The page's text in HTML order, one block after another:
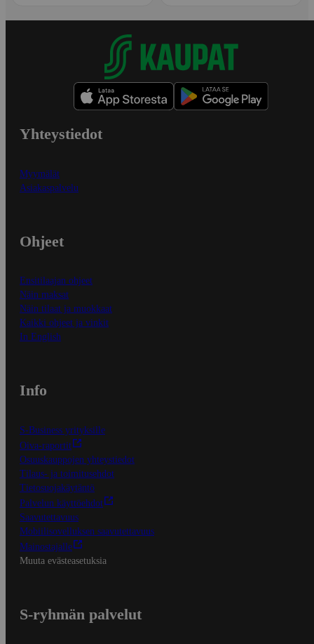
Yhteystiedot
Myymälät
Asiakaspalvelu
Ohjeet
Ensitilaajan ohjeet
Näin maksat
Näin tilaat ja muokkaat
Kaikki ohjeet ja vinkit
In English
Info
S-Business yrityksille
Oiva-raportit
Osuuskauppojen yhteystiedot
Tilaus- ja toimitusehdot
Tietosuojakäytäntö
Palvelun käyttöehdot
Saavutettavuus
Mobiilisovelluksen saavutettavuus
Mainostajalle
Muuta evästeasetuksia
S-ryhmän palvelut